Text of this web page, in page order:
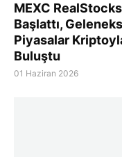
MEXC
Başlattı,
Piyasalar
Buluştu
01 Haziran 2026